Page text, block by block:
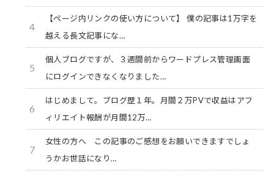
4
【ページ内リンクの使い方について】 僕の記事は1万字を
越える長文記事にな…
5
個人ブログですが、３週間前からワードプレス管理画面
にログインできなくなりました…
6
はじめまして。ブログ歴１年。月間２万PVで収益はアフ
ィリエイト報酬が月間12万…
7
女性の方へ この記事のご感想をお願いできますでしょ
うかお世話になり…